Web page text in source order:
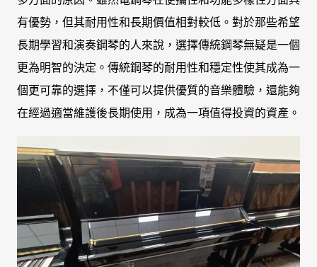
有優勢，但其耐用性和長期價值相對較低。對於那些希望
長期學習和演奏鋼琴的人來說，選擇傳統鋼琴無疑是一個
更為明智的決定。傳統鋼琴的耐用性和穩定性使其成為一
個更可靠的選擇，不僅可以提供優質的音樂體驗，還能夠
在經過適當維護後長期使用，成為一項值得投資的資產。